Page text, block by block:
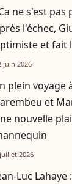
ne s'est pas
l'échec,
et fait
juin 2026
plein voyage
et
nouvelle
2026
Luc